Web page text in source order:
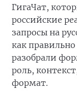
ГигаЧат,
российские
запросы на
как
разобрали
роль,
формат.